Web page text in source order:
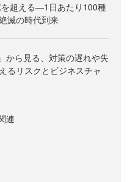
超える―1日あたり100種
滅の時代到来
から見る、対策の遅れや失
るリスクとビジネスチャ
連